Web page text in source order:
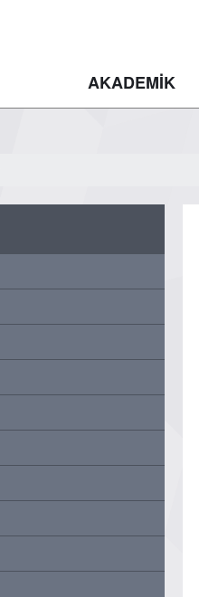
AKADEMİK